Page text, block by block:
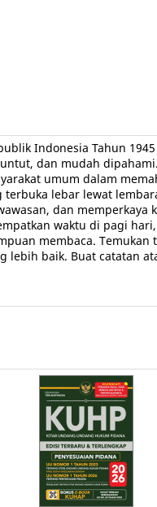
Indonesia Tahun
dan mudah
umum dalam
lebar lewat
dan
waktu di pagi
membaca.
lebih baik. Buat catatan